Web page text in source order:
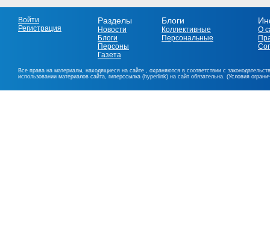
Войти
Регистрация
Разделы
Новости
Блоги
Персоны
Газета
Блоги
Коллективные
Персональные
О
Все права на материалы, находящиеся на сайте , охраняются в соответствии с
использовании материалов сайта, гиперссылка (hyperlink) на сайт обязательна. (Условия